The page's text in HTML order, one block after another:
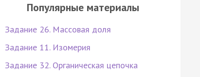
Популярные материалы
Задание 26. Массовая доля
Задание 11. Изомерия
Задание 32. Органическая цепочка